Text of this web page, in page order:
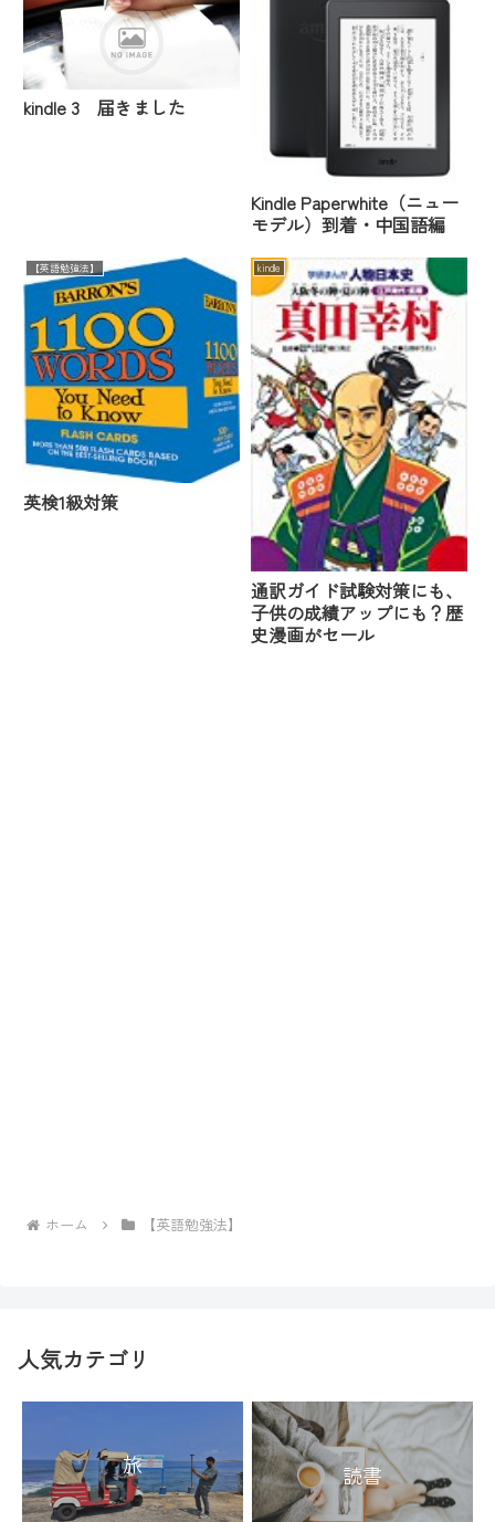
kindle 3 届きました
Kindle Paperwhite（ニュー
モデル）到着・中国語編
【英語勉強法】
英検1級対策
kindle
通訳ガイド試験対策にも、
子供の成績アップにも？歴
史漫画がセール
ホーム 【英語勉強法】
人気カテゴリ
旅 読書